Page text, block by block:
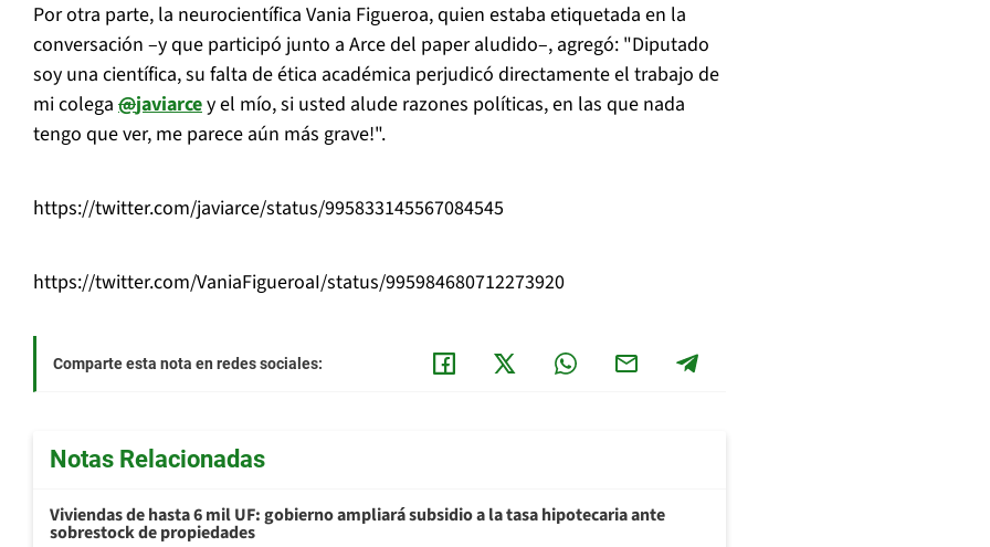
Por otra parte, la neurocientífica Vania Figueroa, quien estaba etiquetada en la
conversación –y que participó junto a Arce del paper aludido–, agregó: "Diputado
soy una científica, su falta de ética académica perjudicó directamente el trabajo de
mi colega @javiarcey el mío, si usted alude razones políticas, en las que nada
tengo que ver, me parece aún más grave!".
https://twitter.com/javiarce/status/995833145567084545
https://twitter.com/VaniaFigueroaI/status/995984680712273920
Comparte esta nota en redes sociales:
Notas Relacionadas
Viviendas de hasta 6 mil UF: gobierno ampliará subsidio a la tasa hipotecaria ante
sobrestock de propiedades